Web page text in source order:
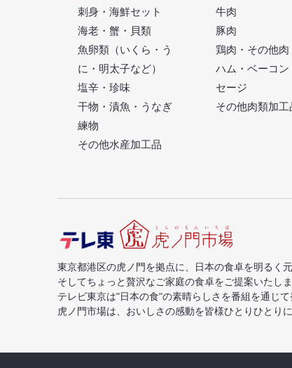
刺身・海鮮セット
海老・蟹・貝類
魚卵類（いくら・う
に・明太子など）
塩辛・珍味
干物・漬魚・うなぎ
練物
その他水産加工品
牛肉
豚肉
鶏肉・その他肉
ハム・ベーコン
セージ
その他肉類加工
東京都港区の虎ノ門を拠点に、日本の食卓を明るく元
そしてちょっと贅沢なご家庭の食卓をご提案いたしま
テレビ東京は"日本の食"の素晴らしさを番組を通じて
虎ノ門市場は、おいしさの感動を皆様ひとりひとり